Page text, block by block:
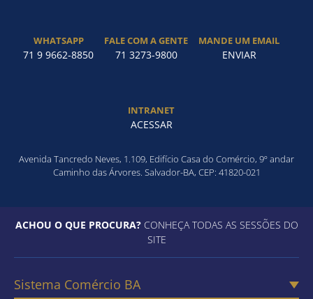
WHATSAPP
71 9 9662-8850
FALE COM A GENTE
71 3273-9800
MANDE UM EMAIL
ENVIAR
INTRANET
ACESSAR
Avenida Tancredo Neves, 1.109, Edifício Casa do Comércio, 9º andar
Caminho das Árvores. Salvador-BA, CEP: 41820-021
ACHOU O QUE PROCURA?CONHEÇA TODAS AS SESSÕES DO
SITE
Sistema Comércio BA